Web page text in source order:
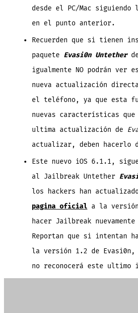
desde el PC/Mac siguiendo
en el punto anterior.
Recuerden que si tienen
paquete Evasi0n Untether
igualmente NO podrán ver
nueva actualización
el teléfono, ya que esta
nuevas características
ultima actualización de
actualizar, deben hacerlo
Este nuevo iOS 6.1.1,
al Jailbreak Untether
los hackers han
pagina oficiala la
hacer Jailbreak
Reportan que si intentan
la versión 1.2 de Evasi0n,
no reconocerá este ultimo